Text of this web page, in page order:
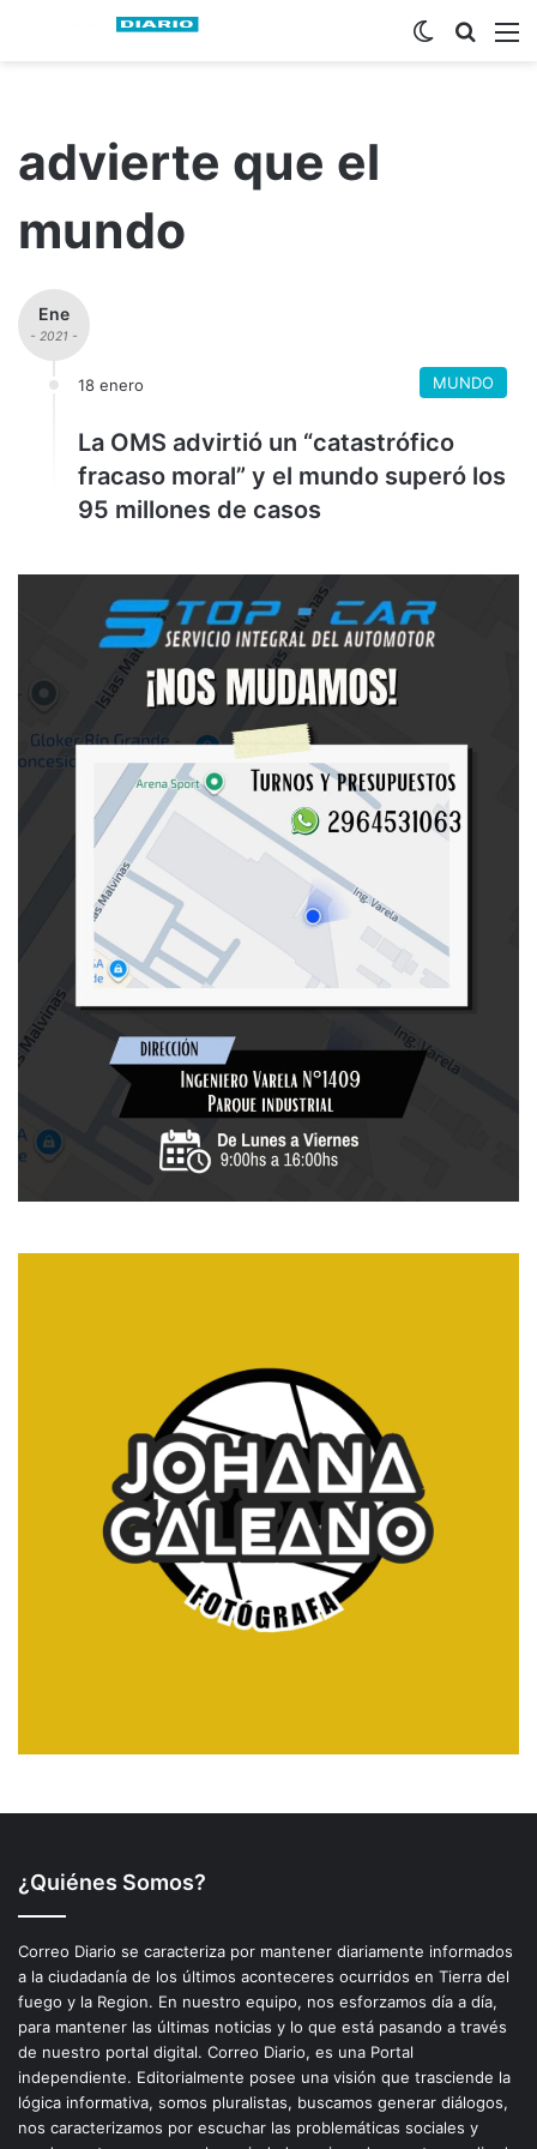
Buscar
Switch skin
advierte que el
mundo
Ene
- 2021 -
18 enero MUNDO
La OMS advirtió un “catastrófico
fracaso moral” y el mundo superó los
95 millones de casos
¿Quiénes Somos?
Correo Diario se caracteriza por mantener diariamente informados
a la ciudadanía de los últimos aconteceres ocurridos en Tierra del
fuego y la Region. En nuestro equipo, nos esforzamos día a día,
para mantener las últimas noticias y lo que está pasando a través
de nuestro portal digital. Correo Diario, es una Portal
independiente. Editorialmente posee una visión que trasciende la
lógica informativa, somos pluralistas, buscamos generar diálogos,
nos caracterizamos por escuchar las problemáticas sociales y